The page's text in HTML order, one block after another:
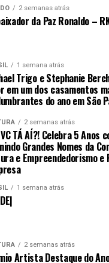
2 semanas atrás
da Paz Ronaldo –
1 semana atrás
Trigo e Stephanie
em um dos casamentos
do ano em São
2 semanas atrás
TÁ AÍ?! Celebra 5 Anos
Grandes Nomes da
e Empreendedorismo
1 semana atrás
2 semanas atrás
Artista Destaque do